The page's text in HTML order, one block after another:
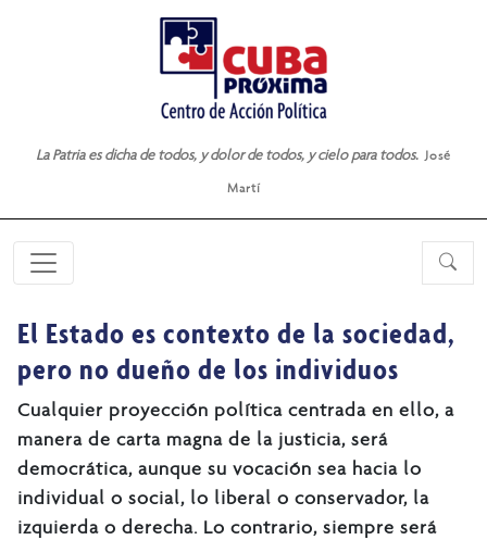
La Patria es dicha de todos, y dolor de todos, y cielo para todos. José
Martí
El Estado es contexto de la sociedad,
pero no dueño de los individuos
Cualquier proyección política centrada en ello, a
manera de carta magna de la justicia, será
democrática, aunque su vocación sea hacia lo
individual o social, lo liberal o conservador, la
izquierda o derecha. Lo contrario, siempre será